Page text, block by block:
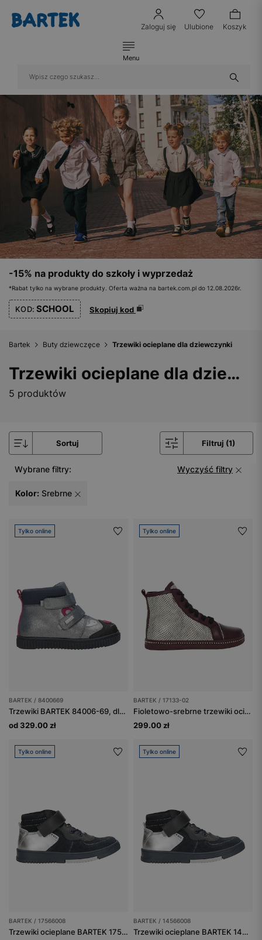
Zaloguj się Ulubione Koszyk
Menu
-15% na produkty do szkoły i wyprzedaż
*Rabat tylko na wybrane produkty. Oferta ważna na bartek.com.pl do 12.08.2026r.
KOD: SCHOOL Skopiuj kod
Bartek Buty dziewczęce Trzewiki ocieplane dla dziewczynki
Trzewiki ocieplane dla dziewczynki
5 produktów
Sortuj Filtruj (1)
Wybrane filtry: Wyczyść filtry
Kolor: Srebrne
Tylko online
BARTEK / 8400669
Trzewiki BARTEK 84006-69, dla dziewcząt, srebrny + czarny
od 329.00 zł
Tylko online
BARTEK / 17133-02
Fioletowo-srebrne trzewiki ocieplane BARTEK typu trampki 17133-02
299.00 zł
Tylko online
BARTEK / 17566008
Trzewiki ocieplane BARTEK 17566008, dla dziewcząt, granatowo-srebrny
Tylko online
BARTEK / 14566008
Trzewiki ocieplane BARTEK 14566008, dla dziewcząt, granatowo-srebrny